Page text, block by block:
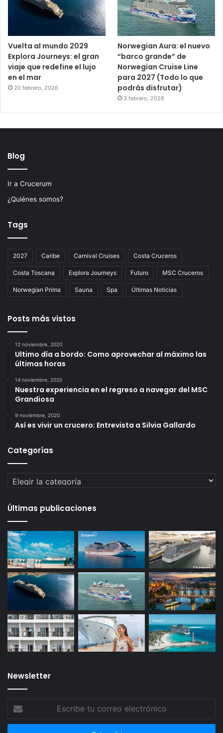
Vuelta al mundo 2029
Explora Journeys: el gran
viaje que redefine el lujo
en el mar
20 febrero, 2026
Norwegian Aura: el nuevo
“barco grande” de
Norwegian Cruise Line
para 2027 (Todo lo que
podrás disfrutar)
3 febrero, 2026
Blog
Ir a Crucerum
¿Quiénes somos?
Tags
2027 Caribe Carnival Cruises Costa Cruceros
Costa Toscana Explora Journeys Futuro MSC Cruceros
Norwegian Prima Sauna Spa Últimas Noticias
Posts más vistos
12 noviembre, 2020
Ultimo día a bordo: Como aprovechar al máximo las
últimas horas
14 noviembre, 2020
Nuestra experiencia en el regreso a navegar del MSC
Grandiosa
9 noviembre, 2020
Así es vivir un crucero: Entrevista a Silvia Gallardo
Categorías
Categorías
Últimas publicaciones
Newsletter
correo